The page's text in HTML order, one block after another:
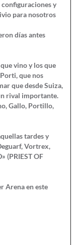
configuraciones y
para nosotros
días antes
vino y los que
que nos
que desde Suiza,
rival importante.
Gallo, Portillo,
tardes y
Vortrex,
(PRIEST OF
Arena en este